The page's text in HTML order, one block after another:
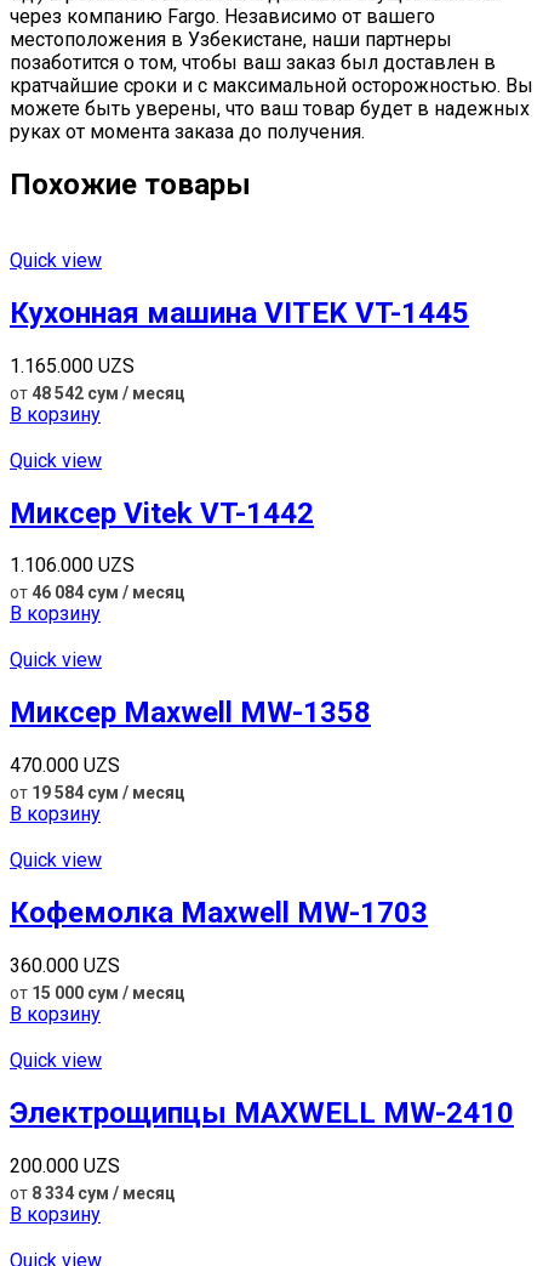
через компанию Fargo. Независимо от вашего
местоположения в Узбекистане, наши партнеры
позаботится о том, чтобы ваш заказ был доставлен в
кратчайшие сроки и с максимальной осторожностью. Вы
можете быть уверены, что ваш товар будет в надежных
руках от момента заказа до получения.
Похожие товары
Quick view
Кухонная машина VITEK VT-1445
1.165.000 UZS
от48 542 сум / месяц
В корзину
Quick view
Миксер Vitek VT-1442
1.106.000 UZS
от46 084 сум / месяц
В корзину
Quick view
Миксер Maxwell MW-1358
470.000 UZS
от 19 584 сум / месяц
В корзину
Quick view
Кофемолка Maxwell MW-1703
360.000 UZS
от 15 000 сум / месяц
В корзину
Quick view
Электрощипцы MAXWELL MW-2410
200.000 UZS
от 8 334 сум / месяц
В корзину
Quick view